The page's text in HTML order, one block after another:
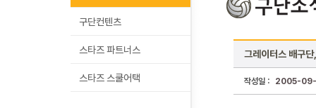
구단컨텐츠
스타즈 파트너스
스타즈 스쿨어택
그레이터스 배구
작성일 : 2005-